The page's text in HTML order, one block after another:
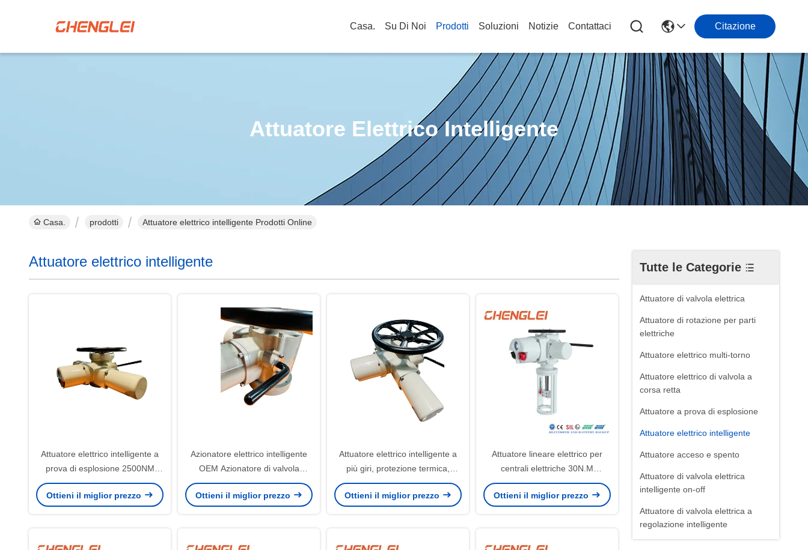
Casa. Su Di Noi Prodotti Soluzioni Notizie Contattaci Citazione
Attuatore Elettrico Intelligente
Casa. prodotti Attuatore elettrico intelligente Prodotti Online
Tutte le Categorie
Attuatore di valvola elettrica
Attuatore di rotazione per parti
elettriche
Attuatore elettrico multi-torno
Attuatore elettrico di valvola a
corsa retta
Attuatore a prova di esplosione
Attuatore elettrico intelligente
Attuatore acceso e spento
Attuatore di valvola elettrica
intelligente on-off
Attuatore di valvola elettrica a
regolazione intelligente
Attuatore elettrico intelligente
Attuatore elettrico intelligente a
prova di esplosione 2500NM
Attuatore elettrico a più giri
Ottieni il miglior prezzo
Azionatore elettrico intelligente
OEM Azionatore di valvola
elettrica multi-torno IP67
Ottieni il miglior prezzo
Attuatore elettrico intelligente a
più giri, protezione termica,
attuatore elettrico intelligente
Ottieni il miglior prezzo
Attuatore lineare elettrico per
centrali elettriche 30N.M
Profibus/Modbus con capacità
produttiva di 30000/anno per
Ottieni il miglior prezzo